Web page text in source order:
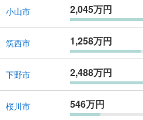
小山市 2,045万円
筑西市 1,258万円
下野市 2,488万円
桜川市 546万円